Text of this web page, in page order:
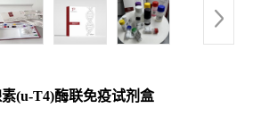
(u-T4)酶联免疫试剂盒